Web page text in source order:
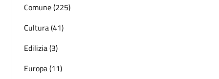
Comune (225)
Cultura (41)
Edilizia (3)
Europa (11)